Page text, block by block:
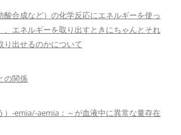
酸合成など）の化学反応にエネルギーを使っ
、エネルギーを取り出すときにちゃんとそれ
り出せるのかについて
の関係
）-emia/-aemia：～が血液中に異常な量存在